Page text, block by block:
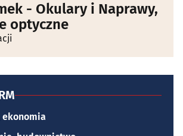
- Okulary i Naprawy,
optyczne
ekonomia